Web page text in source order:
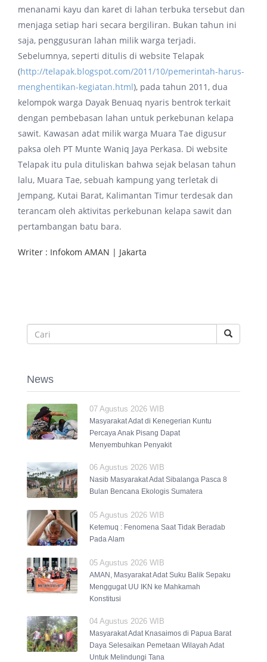
menanami kayu dan karet di lahan terbuka tersebut dan
menjaga setiap hari secara bergiliran. Bukan tahun ini
saja, penggusuran lahan milik warga terjadi.
Sebelumnya, seperti ditulis di website Telapak
(http://telapak.blogspot.com/2011/10/pemerintah-harus-
menghentikan-kegiatan.html), pada tahun 2011, dua
kelompok warga Dayak Benuaq nyaris bentrok terkait
dengan pembebasan lahan untuk perkebunan kelapa
sawit. Kawasan adat milik warga Muara Tae digusur
paksa oleh PT Munte Waniq Jaya Perkasa. Di website
Telapak itu pula dituliskan bahwa sejak belasan tahun
lalu, Muara Tae, sebuah kampung yang terletak di
Jempang, Kutai Barat, Kalimantan Timur terdesak dan
terancam oleh aktivitas perkebunan kelapa sawit dan
pertambangan batu bara.
Writer : Infokom AMAN | Jakarta
News
07 Agustus 2026 WIB
Masyarakat Adat di Kenegerian Kuntu
Percaya Anak Pisang Dapat
Menyembuhkan Penyakit
06 Agustus 2026 WIB
Nasib Masyarakat Adat Sibalanga Pasca 8
Bulan Bencana Ekologis Sumatera
05 Agustus 2026 WIB
Ketemuq : Fenomena Saat Tidak Beradab
Pada Alam
05 Agustus 2026 WIB
AMAN, Masyarakat Adat Suku Balik Sepaku
Menggugat UU IKN ke Mahkamah
Konstitusi
04 Agustus 2026 WIB
Masyarakat Adat Knasaimos di Papua Barat
Daya Selesaikan Pemetaan Wilayah Adat
Untuk Melindungi Tana